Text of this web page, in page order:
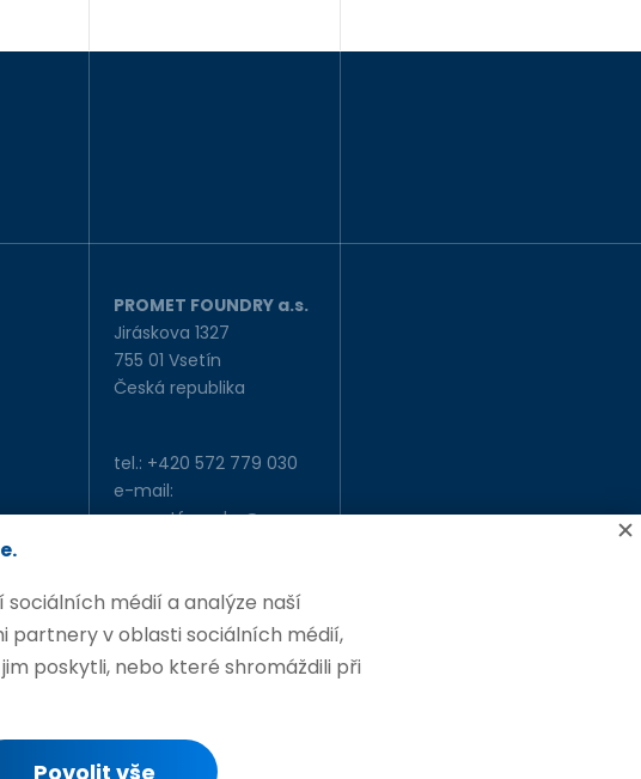
PROMET FOUNDRY a.s.
Jiráskova 1327
755 01 Vsetín
Česká republika
tel.: +420 572 779 030
e-mail:
prometfoundry@prome
FOUNDRY, web vytvořil
médií a analýze naší
partnery v oblasti sociálních médií,
poskytli, nebo které shromáždili při
Povolit vše